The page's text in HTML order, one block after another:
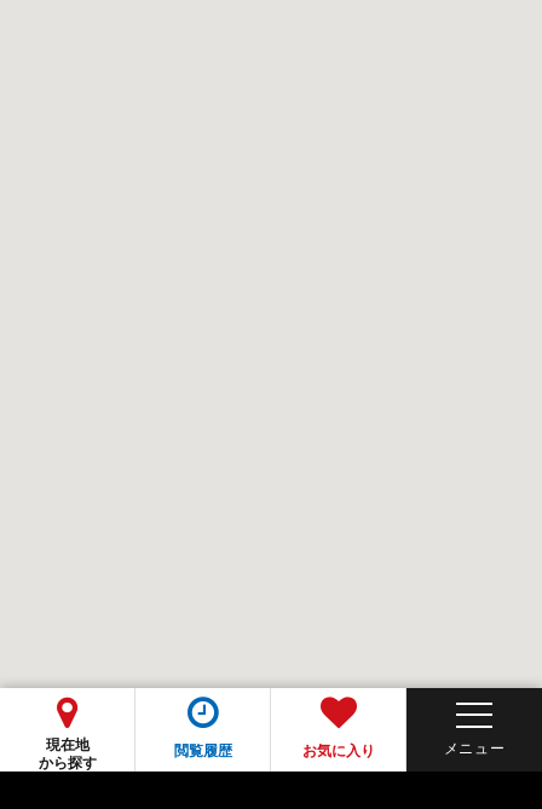
現在地
から探す
閲覧履歴 お気に入り